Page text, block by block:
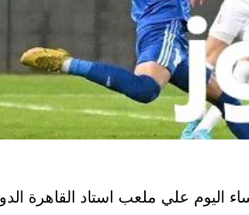
اليوم علي ملعب استاد القاهرة